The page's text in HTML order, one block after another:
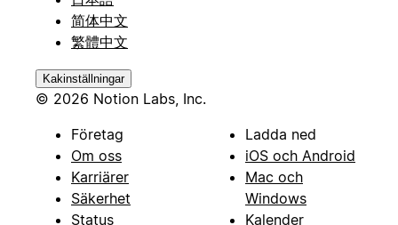
简体中文
繁體中文
Kakinställningar
© 2026 Notion Labs, Inc.
Företag
Om oss
Karriärer
Säkerhet
Status
Ladda ned
iOS och Android
Mac och
Windows
Kalender